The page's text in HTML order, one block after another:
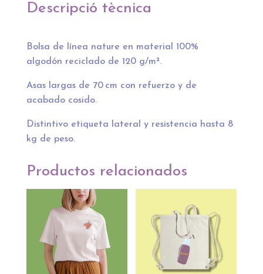
salva
pueblo"
cantidad
Descripció tècnica
Bolsa de línea nature en material 100%
algodón reciclado de 120 g/m².
Asas largas de 70 cm con refuerzo y de
acabado cosido.
Distintivo etiqueta lateral y resistencia hasta 8
kg de peso.
Productos relacionados